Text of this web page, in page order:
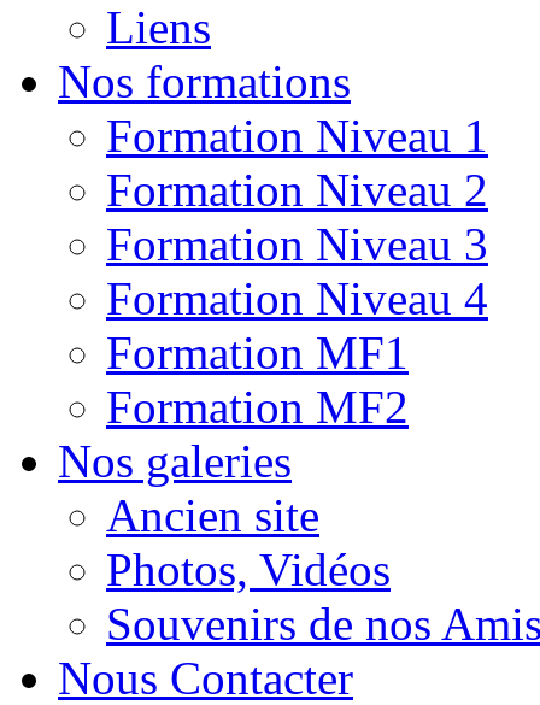
Liens
Nos formations
Formation Niveau 1
Formation Niveau 2
Formation Niveau 3
Formation Niveau 4
Formation MF1
Formation MF2
Nos galeries
Ancien site
Photos, Vidéos
Souvenirs de nos
Nous Contacter